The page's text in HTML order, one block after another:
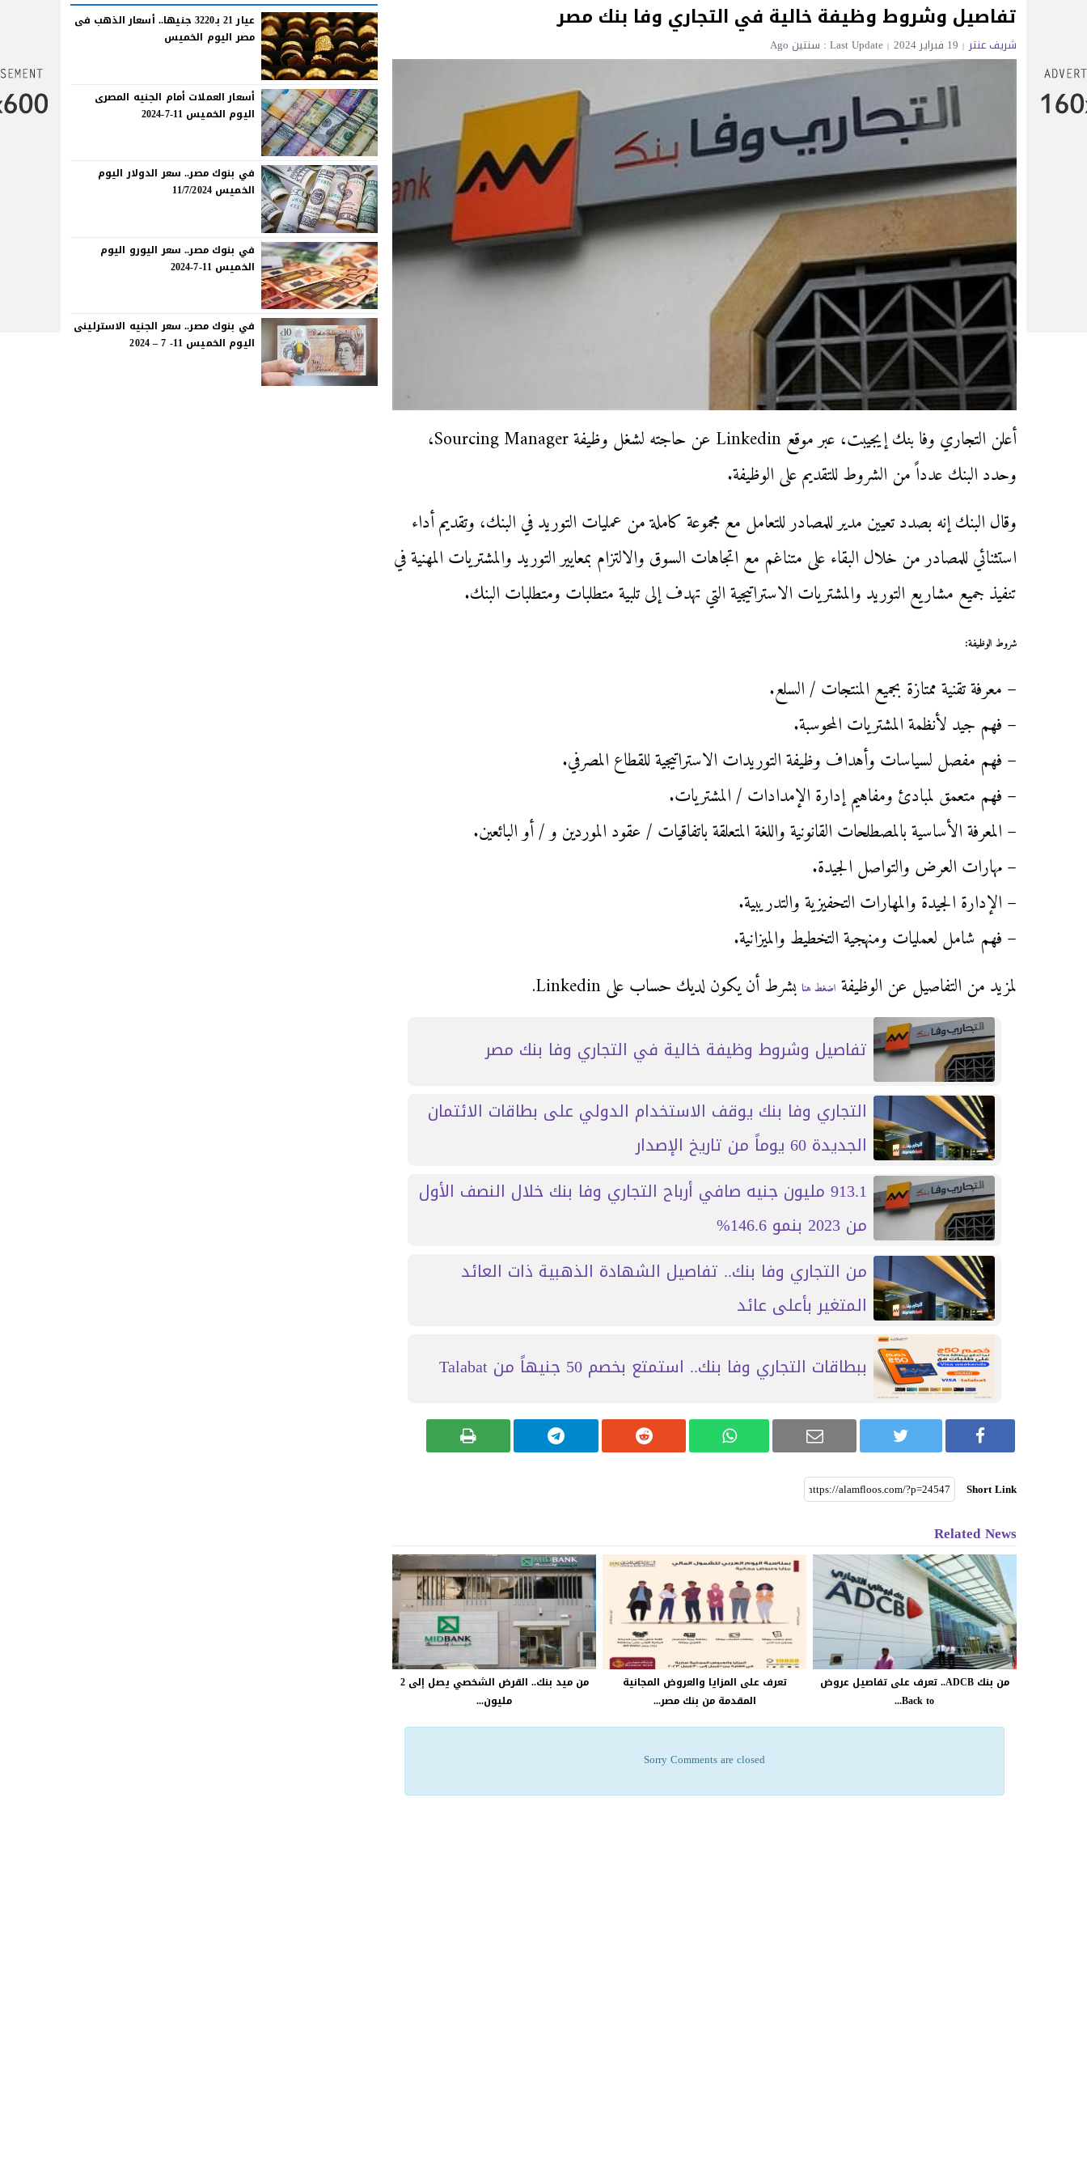
تفاصيل وشروط وظيفة خالية في التجاري وفا بنك مصر
شريف عنتر 19 فبراير 2024 Last Update : سنتين Ago
أعلن التجاري وفا بنك إيجيبت، عبر موقع‏ Linkedin عن حاجته لشغل وظيفة Sourcing Manager،
وحدد البنك عدداً من الشروط للتقديم على الوظيفة.‏
وقال البنك إنه بصدد تعيين مدير للمصادر للتعامل مع مجموعة كاملة من عمليات التوريد في البنك، وتقديم أداء
استثنائي للمصادر من خلال البقاء على متناغم مع اتجاهات السوق والالتزام بمعايير التوريد والمشتريات المهنية في
تنفيذ جميع مشاريع التوريد والمشتريات الاستراتيجية التي تهدف إلى تلبية متطلبات ومتطلبات البنك.
شروط الوظيفة:
– معرفة تقنية ممتازة بجميع المنتجات / السلع.
– فهم جيد لأنظمة المشتريات المحوسبة.
– فهم مفصل لسياسات وأهداف وظيفة التوريدات الاستراتيجية للقطاع المصرفي.
– فهم متعمق لمبادئ ومفاهيم إدارة الإمدادات / المشتريات.
– المعرفة الأساسية بالمصطلحات القانونية واللغة المتعلقة باتفاقيات / عقود الموردين و / أو البائعين.
– مهارات العرض والتواصل الجيدة.
– الإدارة الجيدة والمهارات التحفيزية والتدريبية.
– فهم شامل لعمليات ومنهجية التخطيط والميزانية.
لمزيد من التفاصيل عن الوظيفة اضغط هنا بشرط أن يكون لديك حساب على Linkedin.
تفاصيل وشروط وظيفة خالية في التجاري وفا بنك مصر
التجاري وفا بنك يوقف الاستخدام الدولي على بطاقات الائتمان
الجديدة 60 يوماً من تاريخ الإصدار
913.1 مليون جنيه صافي أرباح التجاري وفا بنك خلال النصف الأول
من 2023 بنمو 146.6%
من التجاري وفا بنك.. تفاصيل الشهادة الذهبية ذات العائد
المتغير بأعلى عائد
ببطاقات التجاري وفا بنك.. استمتع بخصم 50 جنيهاً من Talabat
Short Link
Related News
من بنك ADCB.. تعرف على تفاصيل عروض
Back to...
تعرف على المزايا والعروض المجانية
المقدمة من بنك مصر...
من ميد بنك.. القرض الشخصي يصل إلى 2
مليون...
Sorry Comments are closed
عيار 21 بـ3220 جنيها.. أسعار الذهب فى
مصر اليوم الخميس
أسعار العملات أمام الجنيه المصرى
اليوم الخميس 11-7-2024
في بنوك مصر.. سعر الدولار اليوم
الخميس 11/7/2024
في بنوك مصر.. سعر اليورو اليوم
الخميس 11-7-2024
في بنوك مصر.. سعر الجنيه الاسترلينى
اليوم الخميس 11- 7 – 2024